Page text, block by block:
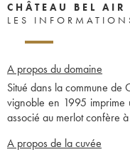
CHÂTEAU BEL AIR
LES
A propos du domaine
Situé dans la commune de
vignoble en 1995
associé au merlot confère
A propos de la cuvée